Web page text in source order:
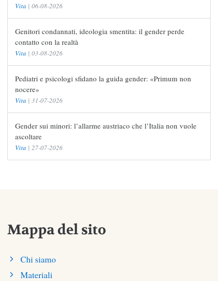
Vita | 06-08-2026
Genitori condannati, ideologia smentita: il gender perde
contatto con la realtà
Vita | 03-08-2026
Pediatri e psicologi sfidano la guida gender: «Primum non
nocere»
Vita | 31-07-2026
Gender sui minori: l’allarme austriaco che l’Italia non vuole
ascoltare
Vita | 27-07-2026
Mappa del sito
Chi siamo
Materiali